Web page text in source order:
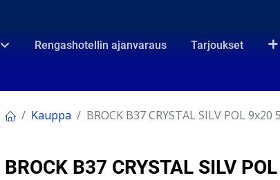
Rengashotellin ajanvaraus Tarjoukset
Kauppa BROCK B37 CRYSTAL SILV POL 9x20
BROCK B37 CRYSTAL SILV